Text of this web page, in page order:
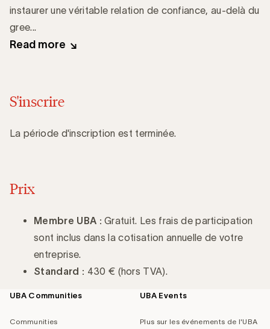
instaurer une véritable relation de confiance, au-delà du
gree...
Read more
S'inscrire
La période d'inscription est terminée.
Prix
Membre UBA : Gratuit. Les frais de participation
sont inclus dans la cotisation annuelle de votre
entreprise.
Standard : 430 € (hors TVA).
Footer
UBA Communities
Communities
UBA Events
Plus sur les événements de l'UBA